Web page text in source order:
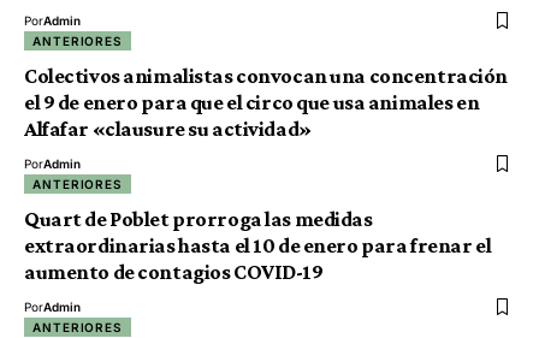
PorAdmin
ANTERIORES
Colectivos animalistas convocan una concentración
el 9 de enero para que el circo que usa animales en
Alfafar «clausure su actividad»
PorAdmin
ANTERIORES
Quart de Poblet prorroga las medidas
extraordinarias hasta el 10 de enero para frenar el
aumento de contagios COVID-19
PorAdmin
ANTERIORES